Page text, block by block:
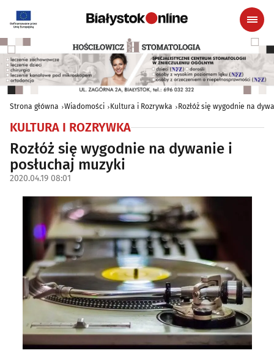
Strona główna Wiadomości Kultura i Rozrywka Rozłóż się wygodnie na
KULTURA I ROZRYWKA
Rozłóż się wygodnie na dywanie i
posłuchaj muzyki
2020.04.19 08:01